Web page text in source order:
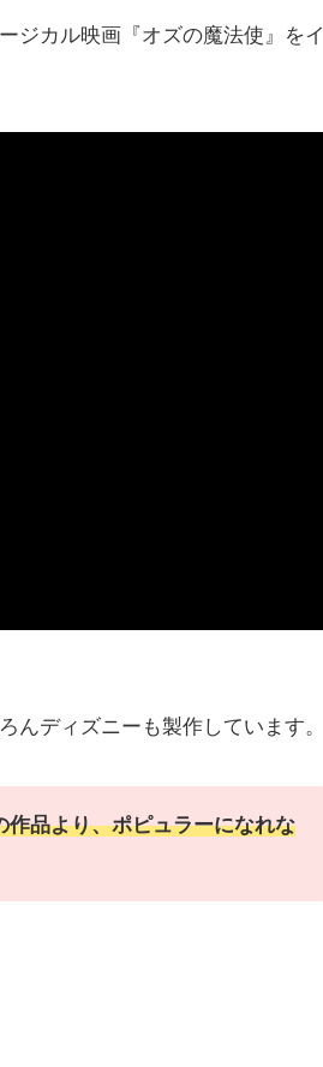
ジカル映画『オズの魔法使』をイ
んディズニーも製作しています。
作品より、ポピュラーになれな